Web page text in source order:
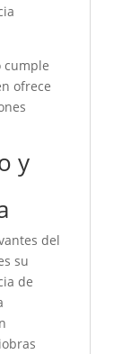
cumple
ofrece
y
del
su
de